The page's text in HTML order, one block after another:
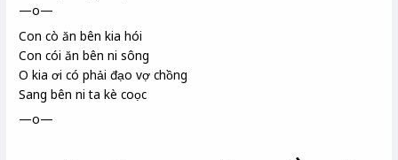
—o—
Con cò ăn bên kia hói
Con cói ăn bên ni sông
O kia ơi có phải đạo vợ chồng
Sang bên ni ta kè coọc
—o—